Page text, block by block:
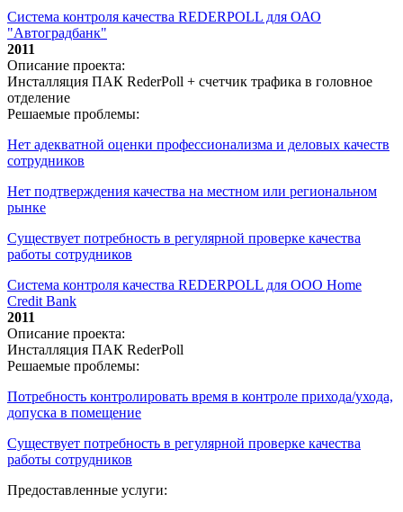
Система контроля качества REDERPOLL для ОАО
"Автоградбанк"
2011
Описание проекта:
Инсталляция ПАК RederPoll + счетчик трафика в головное
отделение
Решаемые проблемы:
Нет адекватной оценки профессионализма и деловых качеств
сотрудников
Нет подтверждения качества на местном или региональном
рынке
Существует потребность в регулярной проверке качества
работы сотрудников
Система контроля качества REDERPOLL для ООО Home
Credit Bank
2011
Описание проекта:
Инсталляция ПАК RederPoll
Решаемые проблемы:
Потребность контролировать время в контроле прихода/ухода,
допуска в помещение
Существует потребность в регулярной проверке качества
работы сотрудников
Предоставленные услуги: